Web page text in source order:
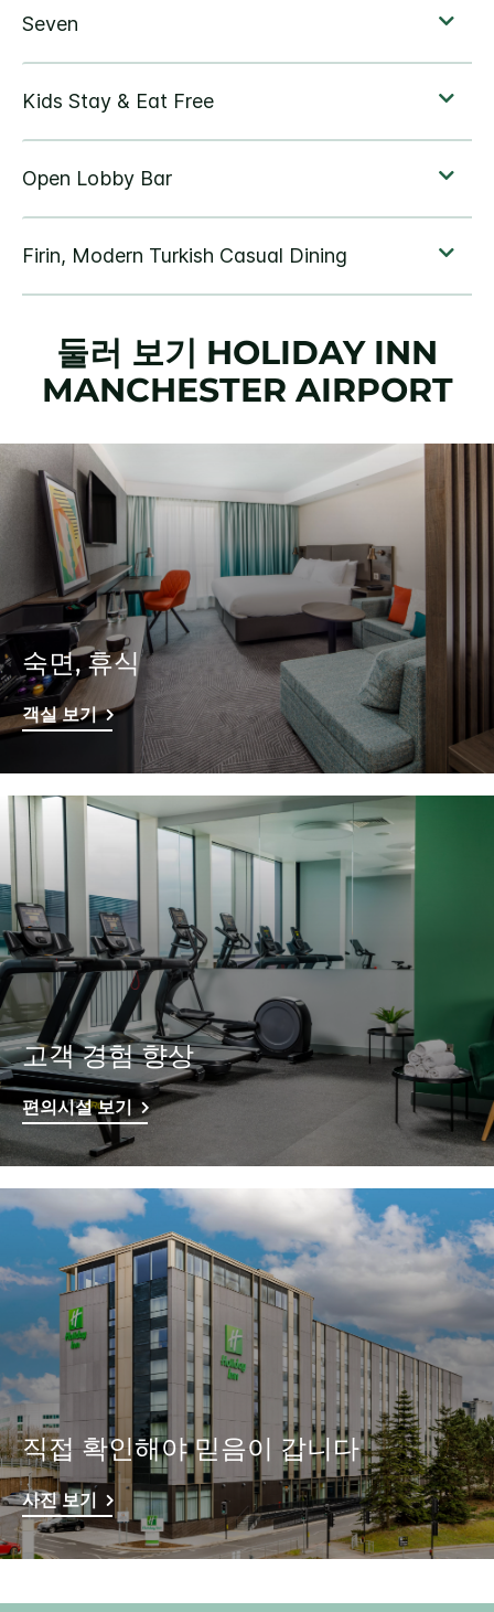
둘러 보기 HOLIDAY INN
MANCHESTER AIRPORT
숙면, 휴식
객실 보기
고객 경험 향상
편의시설 보기
직접 확인해야 믿음이 갑니다
사진 보기